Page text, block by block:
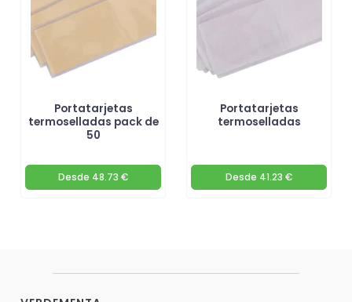
Portatarjetas
termoselladas pack de
50
Desde 48.73 €
Portatarjetas
termoselladas
Desde 41.23 €